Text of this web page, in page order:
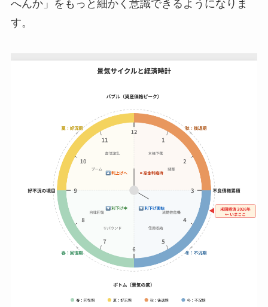
へんか」をもっと細かく意識できるようになりま
す。